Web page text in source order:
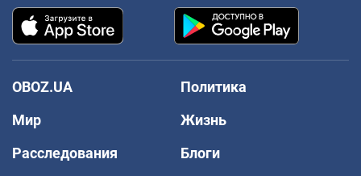
OBOZ.UA
Политика
Мир
Жизнь
Расследования
Блоги